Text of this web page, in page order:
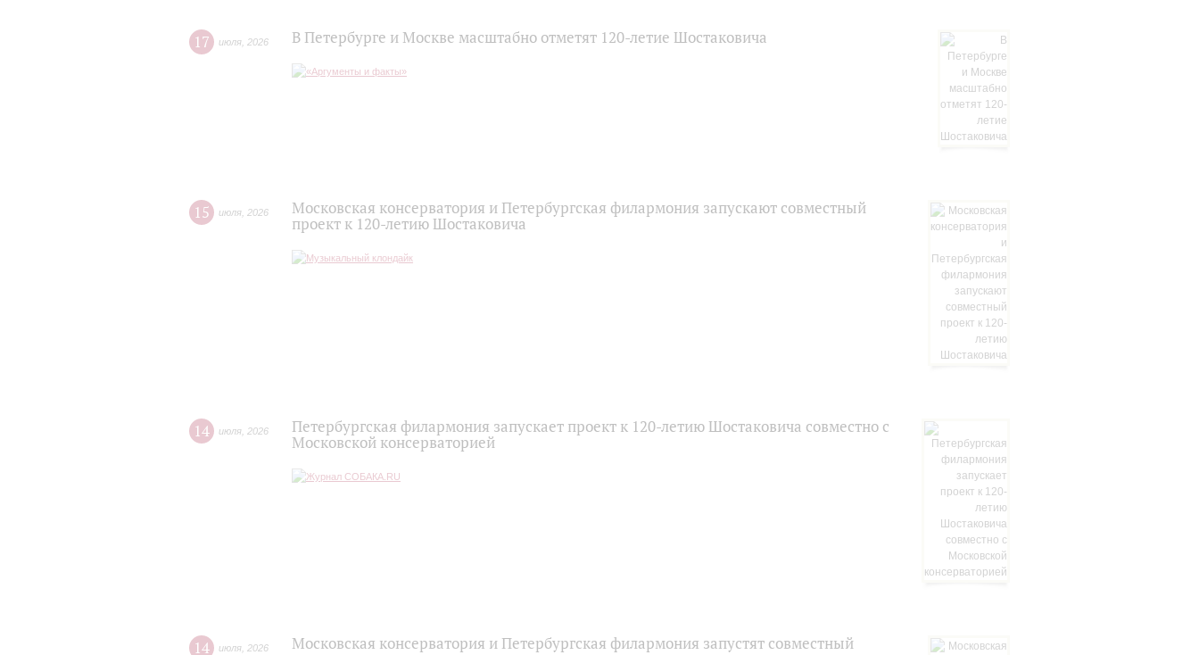
17 июля 2026 В Петербурге и Москве масштабно отметят 120-летие Шостаковича
15 июля 2026
Московская консерватория и Петербургская филармония запускают совместный
проект к 120-летию Шостаковича
14 июля 2026
Петербургская филармония запускает проект к 120-летию Шостаковича совместно с
Московской консерваторией
14 июля 2026
Московская консерватория и Петербургская филармония запустят совместный